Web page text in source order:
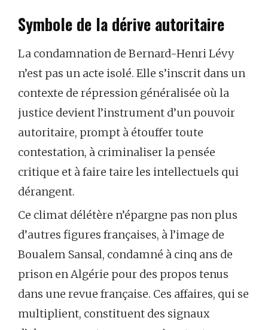
Symbole de la dérive autoritaire
La condamnation de Bernard-Henri Lévy
n’est pas un acte isolé. Elle s’inscrit dans un
contexte de répression généralisée où la
justice devient l’instrument d’un pouvoir
autoritaire, prompt à étouffer toute
contestation, à criminaliser la pensée
critique et à faire taire les intellectuels qui
dérangent.
Ce climat délétère n’épargne pas non plus
d’autres figures françaises, à l’image de
Boualem Sansal, condamné à cinq ans de
prison en Algérie pour des propos tenus
dans une revue française. Ces affaires, qui se
multiplient, constituent des signaux